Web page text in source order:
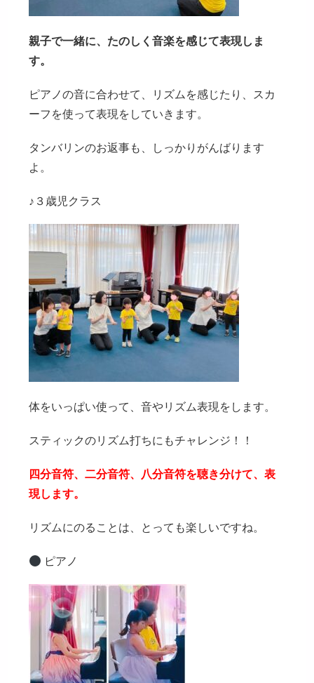
親子で一緒に、たのしく音楽を感じて表現しま
す。
ピアノの音に合わせて、リズムを感じたり、スカ
ーフを使って表現をしていきます。
タンバリンのお返事も、しっかりがんばります
よ。
♪３歳児クラス
体をいっぱい使って、音やリズム表現をします。
スティックのリズム打ちにもチャレンジ！！
四分音符、二分音符、八分音符を聴き分けて、表
現します。
リズムにのることは、とっても楽しいですね。
ピアノ